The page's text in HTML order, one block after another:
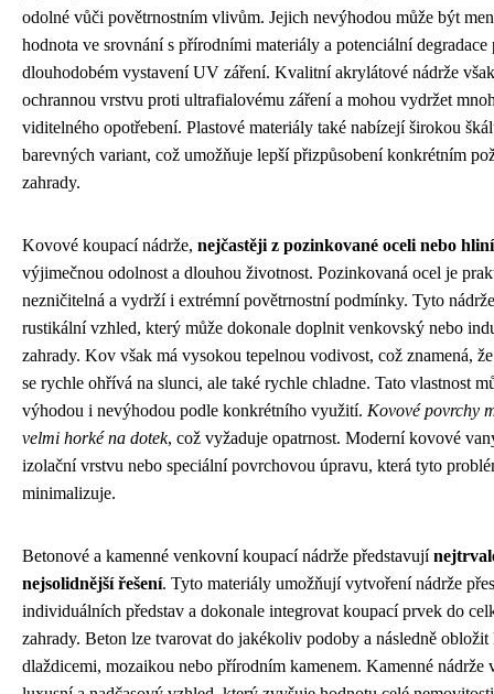
odolné vůči povětrnostním vlivům. Jejich nevýhodou může být
hodnota ve srovnání s přírodními materiály a potenciální degradace
dlouhodobém vystavení UV záření. Kvalitní akrylátové nádrže
ochrannou vrstvu proti ultrafialovému záření a mohou vydržet
viditelného opotřebení. Plastové materiály také nabízejí širokou
barevných variant, což umožňuje lepší přizpůsobení konkrétním
zahrady.
Kovové koupací nádrže, nejčastěji z pozinkované oceli nebo
výjimečnou odolnost a dlouhou životnost. Pozinkovaná ocel je
nezničitelná a vydrží i extrémní povětrnostní podmínky. Tyto
rustikální vzhled, který může dokonale doplnit venkovský nebo
zahrady. Kov však má vysokou tepelnou vodivost, což znamená,
se rychle ohřívá na slunci, ale také rychle chladne. Tato vlastnost
výhodou i nevýhodou podle konkrétního využití. Kovové povrchy
velmi horké na dotek, což vyžaduje opatrnost. Moderní kovové
izolační vrstvu nebo speciální povrchovou úpravu, která tyto
minimalizuje.
Betonové a kamenné venkovní koupací nádrže představují
nejsolidnější řešení. Tyto materiály umožňují vytvoření nádrže
individuálních představ a dokonale integrovat koupací prvek do
zahrady. Beton lze tvarovat do jakékoliv podoby a následně
dlaždicemi, mozaikou nebo přírodním kamenem. Kamenné nádrže